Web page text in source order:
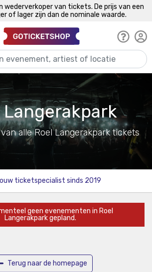
wederverkoper van tickets. De prijs van een
of lager zijn dan de nominale waarde.
Langerakpark
alle Roel Langerakpark tickets
ticketspecialist sinds 2019
geen evenementen in Roel
Langerakpark gepland.
Terug naar de homepage